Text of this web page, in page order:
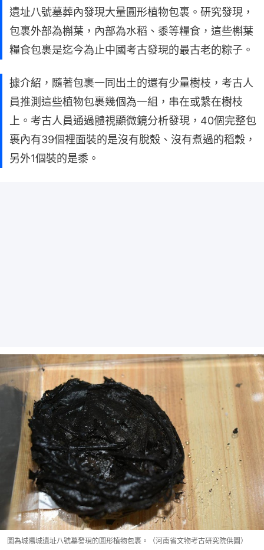
遺址八號墓葬內發現大量圓形植物包裹。研究發現，
包裹外部為槲葉，內部為水稻、黍等糧食，這些槲葉
糧食包裹是迄今為止中國考古發現的最古老的粽子。
據介紹，隨著包裹一同出土的還有少量樹枝，考古人
員推測這些植物包裹幾個為一組，串在或繫在樹枝
上。考古人員通過體視顯微鏡分析發現，40個完整包
裹內有39個裡面裝的是沒有脫殼、沒有煮過的稻穀，
另外1個裝的是黍。
圖為城陽城遺址八號墓發現的圓形植物包裹。（河南省文物考古研究院供圖）